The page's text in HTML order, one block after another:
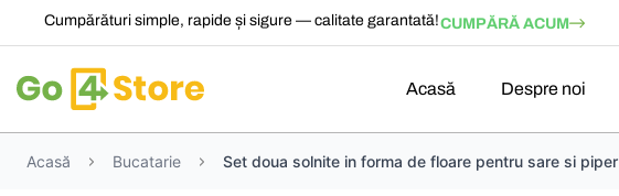
Cumpărături simple, rapide și sigure — calitate garantată!CUMPĂRĂ ACUM
Acasă Despre noi
Acasă Bucatarie Set doua solnite in forma de floare pentru sare si piper